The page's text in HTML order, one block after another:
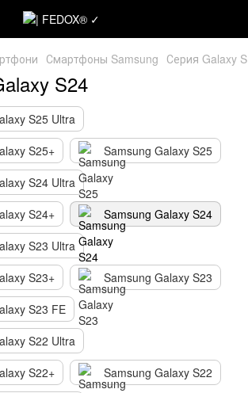
Смартфоны Samsung Серия Galaxy S
S24
S25 Ultra
S25+
Samsung Galaxy S25
S24 Ultra
S24+
Samsung Galaxy S24
S23 Ultra
S23+
Samsung Galaxy S23
S23 FE
S22 Ultra
S22+
Samsung Galaxy S22